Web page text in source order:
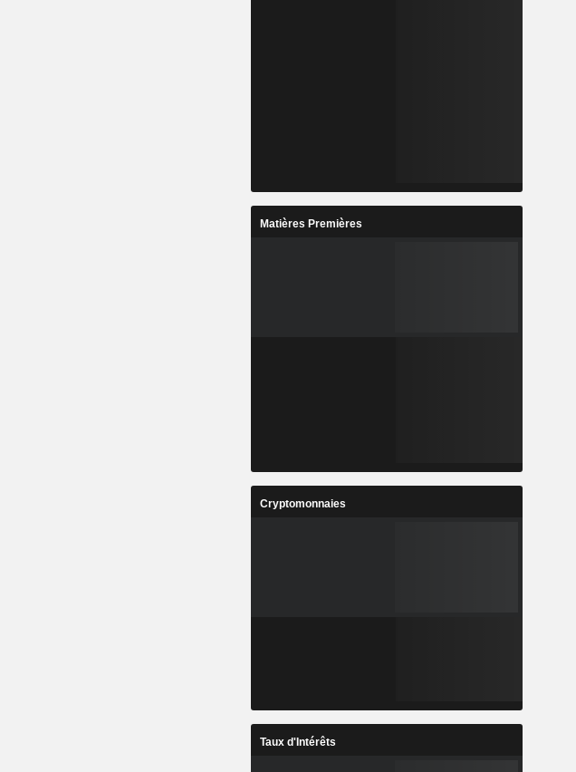
Matières Premières
Cryptomonnaies
Taux d'Intérêts